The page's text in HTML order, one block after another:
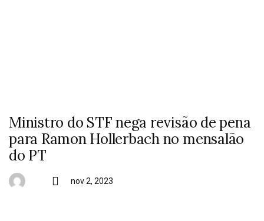
Ministro do STF nega revisão de pena
para Ramon Hollerbach no mensalão
do PT
nov 2, 2023